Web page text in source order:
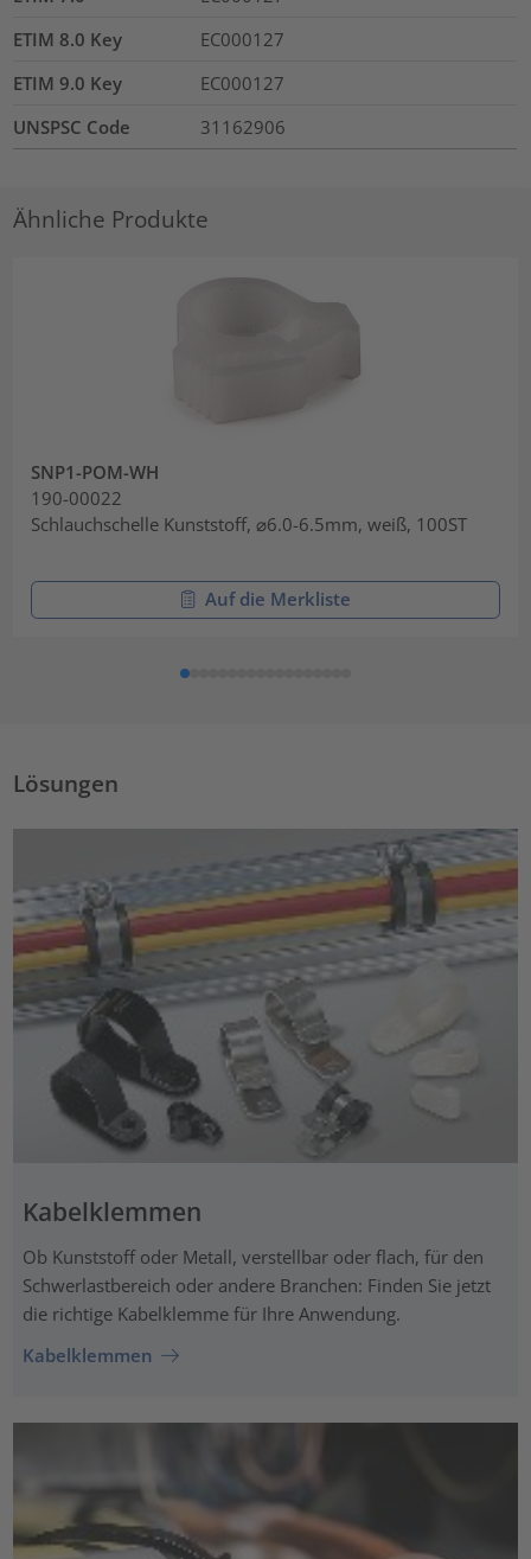
ETIM 8.0 Key
EC000127
ETIM 9.0 Key
EC000127
UNSPSC Code
31162906
Ähnliche Produkte
SNP1-POM-WH
190-00022
Schlauchschelle Kunststoff, ⌀6.0-6.5mm, weiß, 100ST
Auf die Merkliste
Lösungen
Kabelklemmen
Ob Kunststoff oder Metall, verstellbar oder flach, für den
Schwerlastbereich oder andere Branchen: Finden Sie jetzt
die richtige Kabelklemme für Ihre Anwendung.
Kabelklemmen